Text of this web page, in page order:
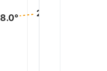
20.0°